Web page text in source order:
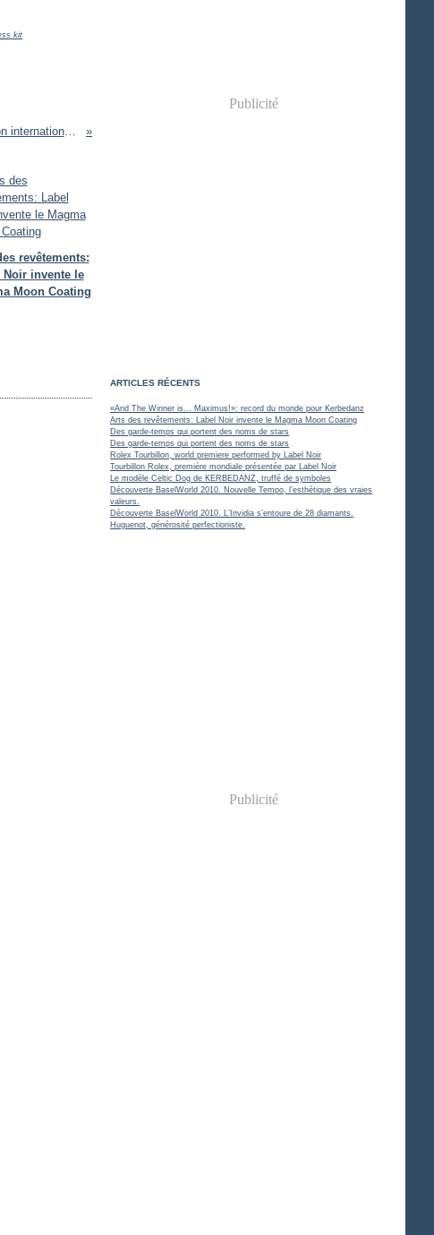
kit
Scientifiques à l'honneur au Salon international EPHJ-EPMT.
revêtements:
Noir invente le
Moon Coating
Publicité
ARTICLES RÉCENTS
«And The Winner is... Maximus!»: record du monde pour Kerbedanz
Arts des revêtements: Label Noir invente le Magma Moon Coating
Des garde-temps qui portent des noms de stars
Des garde-temps qui portent des noms de stars
Rolex Tourbillon, world premiere performed by Label Noir
Tourbillon Rolex, première mondiale présentée par Label Noir
Le modèle Celtic Dog de KERBEDANZ, truffé de symboles
Découverte BaselWorld 2010. Nouvelle Tempo, l’esthétique des vraies
valeurs.
Découverte BaselWorld 2010. L’Invidia s’entoure de 28 diamants.
Huguenot, générosité perfectioniste.
Publicité